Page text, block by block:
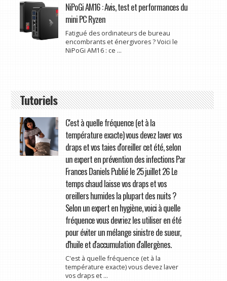
NiPoGi AM16 : Avis, test et performances du
mini PC Ryzen
Fatigué des ordinateurs de bureau
encombrants et énergivores ? Voici le
NiPoGi AM16 : ce ...
Tutoriels
C'est à quelle fréquence (et à la
température exacte) vous devez laver vos
draps et vos taies d'oreiller cet été, selon
un expert en prévention des infections Par
Frances Daniels Publié le 25 juillet 26 Le
temps chaud laisse vos draps et vos
oreillers humides la plupart des nuits ?
Selon un expert en hygiène, voici à quelle
fréquence vous devriez les utiliser en été
pour éviter un mélange sinistre de sueur,
d'huile et d'accumulation d'allergènes.
C'est à quelle fréquence (et à la
température exacte) vous devez laver
vos draps et ...